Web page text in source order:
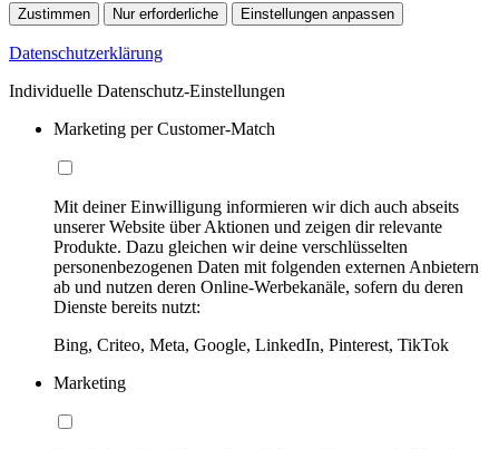
Zustimmen Nur erforderliche Einstellungen anpassen
Datenschutzerklärung
Individuelle Datenschutz-Einstellungen
Marketing per Customer-Match
Mit deiner Einwilligung informieren wir dich auch abseits
unserer Website über Aktionen und zeigen dir relevante
Produkte. Dazu gleichen wir deine verschlüsselten
personenbezogenen Daten mit folgenden externen Anbietern
ab und nutzen deren Online-Werbekanäle, sofern du deren
Dienste bereits nutzt:
Bing, Criteo, Meta, Google, LinkedIn, Pinterest, TikTok
Marketing